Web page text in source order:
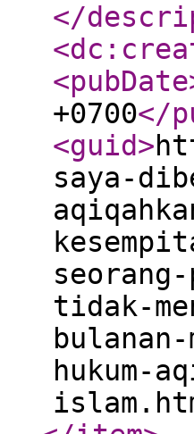
</
<pubDate
+0700</
<guid>
saya-
tidak-
hukum-